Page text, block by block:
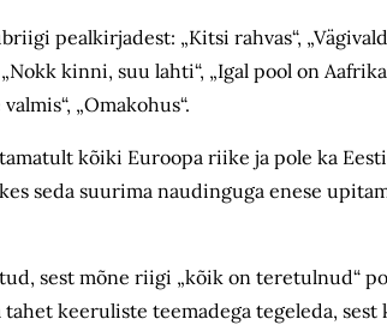
pealkirjadest: „Kitsi rahvas“,
kinni, suu lahti“, „Igal pool on
„Omakohus“.
kõiki Euroopa riike ja pole ka
seda suurima naudinguga enese
sest mõne riigi „kõik on teretulnud“
keeruliste teemadega tegeleda,